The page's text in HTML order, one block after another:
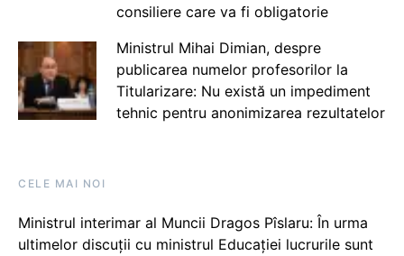
consiliere care va fi obligatorie
Ministrul Mihai Dimian, despre
publicarea numelor profesorilor la
Titularizare: Nu există un impediment
tehnic pentru anonimizarea rezultatelor
CELE MAI NOI
Ministrul interimar al Muncii Dragos Pîslaru: În urma
ultimelor discuții cu ministrul Educației lucrurile sunt